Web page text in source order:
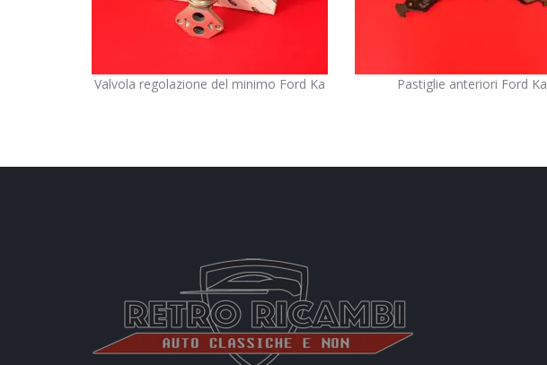
Valvola regolazione del minimo Ford Ka Pastiglie anteriori Ford Ka